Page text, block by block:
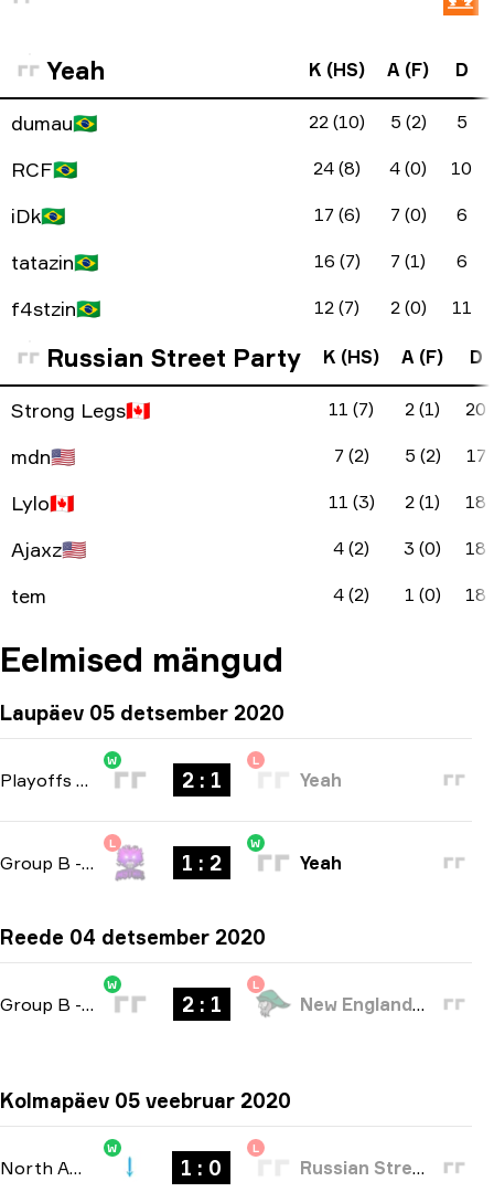
Yeah K (HS) A (F) D
dumau🇧🇷 22 (10) 5 (2) 5
RCF🇧🇷 24 (8) 4 (0) 10
iDk🇧🇷 17 (6) 7 (0) 6
tatazin🇧🇷 16 (7) 7 (1) 6
f4stzin🇧🇷 12 (7) 2 (0) 11
Russian Street Party K (HS) A (F) D
Strong Legs🇨🇦 11 (7) 2 (1) 20
mdn🇺🇸 7 (2) 5 (2) 17
Lylo🇨🇦 11 (3) 2 (1) 18
Ajaxz🇺🇸 4 (2) 3 (0) 18
tem 4 (2) 1 (0) 18
Eelmised mängud
Laupäev 05 detsember 2020
Playoffs bo3
W
2 : 1
L
Yeah
Group B - bo3
L
1 : 2
W
Yeah
Reede 04 detsember 2020
Group B - bo3
W
2 : 1
L
New England Whalers
Kolmapäev 05 veebruar 2020
North America Open Qualifier 2 bo1
W
1 : 0
L
Russian Street Party